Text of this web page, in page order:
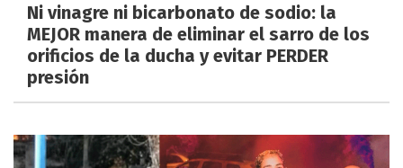
Ni vinagre ni bicarbonato de sodio: la
MEJOR manera de eliminar el sarro de los
orificios de la ducha y evitar PERDER
presión